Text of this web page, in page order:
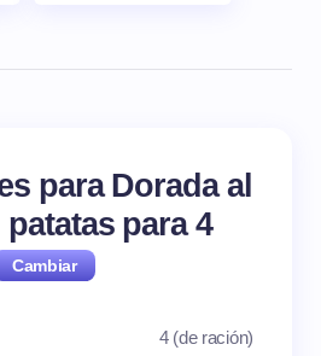
para Dorada al
para4
4 (de ración)